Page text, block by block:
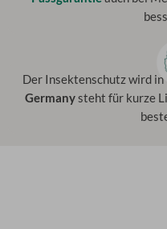
Der Insektenschutz wird
Germanysteht für kurze